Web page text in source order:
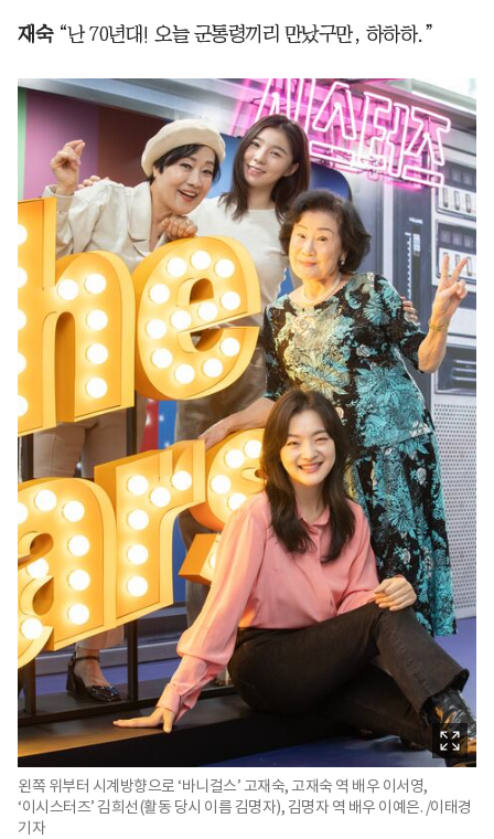
재숙“난 70년대! 오늘 군통령끼리 만났구만, 하하하.”
왼쪽 위부터 시계방향으로 ‘바니걸스’ 고재숙, 고재숙 역 배우 이서영,
‘이시스터즈’ 김희선(활동 당시 이름 김명자), 김명자 역 배우 이예은. /이태경
기자